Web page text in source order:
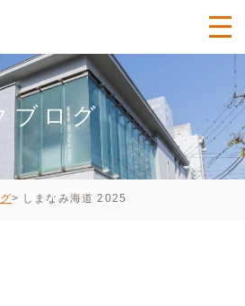
ブログ
しまなみ海道 2025